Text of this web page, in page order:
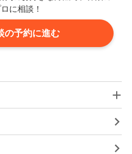
に相談！
の予約に進む